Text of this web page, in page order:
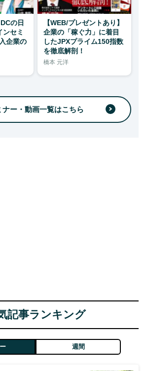
の日
セミ
企業の
【WEB/プレゼントあり】
企業の「稼ぐ力」に着目
したJPXプライム150指数
を徹底解剖！
橋本 元洋
ナー・動画一覧はこちら
記事ランキング
週間